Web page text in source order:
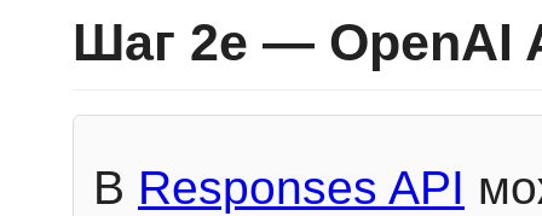
Шаг 2e — OpenAI
В Responses API